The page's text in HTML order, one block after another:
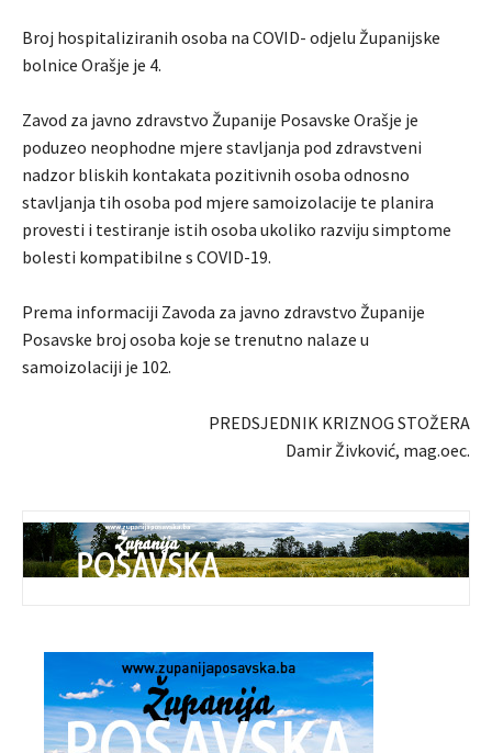
Broj hospitaliziranih osoba na COVID- odjelu Županijske
bolnice Orašje je 4.
Zavod za javno zdravstvo Županije Posavske Orašje je
poduzeo neophodne mjere stavljanja pod zdravstveni
nadzor bliskih kontakata pozitivnih osoba odnosno
stavljanja tih osoba pod mjere samoizolacije te planira
provesti i testiranje istih osoba ukoliko razviju simptome
bolesti kompatibilne s COVID-19.
Prema informaciji Zavoda za javno zdravstvo Županije
Posavske broj osoba koje se trenutno nalaze u
samoizolaciji je 102.
PREDSJEDNIK KRIZNOG STOŽERA
Damir Živković, mag.oec.